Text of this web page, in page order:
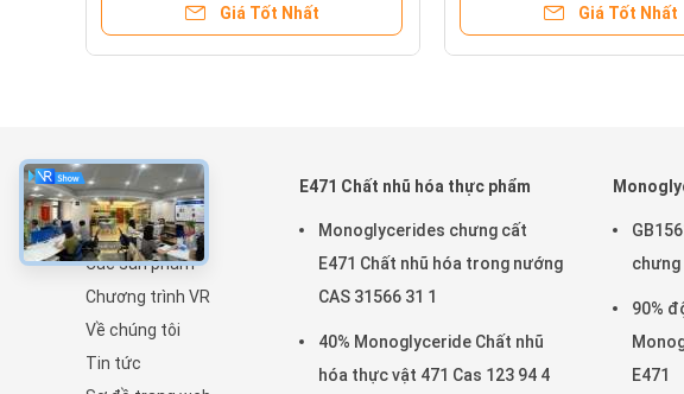
Giá Tốt Nhất Giá Tốt Nhất
về
Trang chủ
Các sản phẩm
Chương trình VR
Về chúng tôi
Tin tức
E471 Chất nhũ hóa thực phẩm
Monoglycerides chưng cất
E471 Chất nhũ hóa trong nướng
CAS 31566 31 1
40% Monoglyceride Chất nhũ
hóa thực vật 471 Cas 123 94 4
chưng
90%
E471